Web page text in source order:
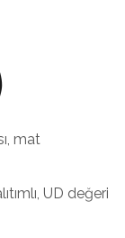
mat
UD değeri